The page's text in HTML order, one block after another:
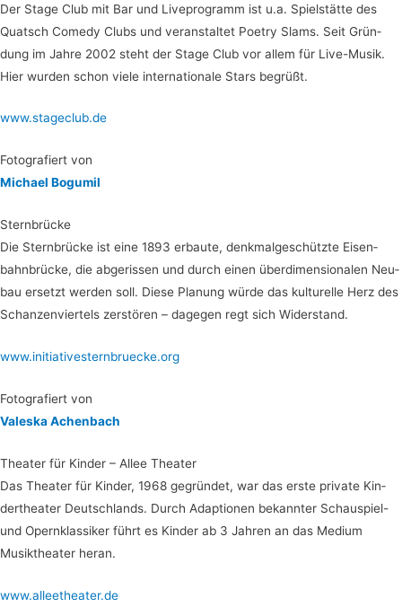
Der Sta­ge Club mit Bar und Live­pro­gramm ist u.a. Spiel­stät­te des
Quatsch Come­dy Clubs und ver­an­stal­tet Poe­try Slams. Seit Grün­
dung im Jah­re 2002 steht der Sta­ge Club vor allem für Live-Musik.
Hier wur­den schon vie­le inter­na­tio­na­le Stars begrüßt.
www.stageclub.de
Foto­gra­fiert von
Micha­el Bogumil
Stern­brü­cke
Die Stern­brü­cke ist eine 1893 erbau­te, denk­mal­ge­schütz­te Eisen­
bahn­brü­cke, die abge­ris­sen und durch einen über­di­men­sio­na­len Neu­
bau ersetzt wer­den soll. Die­se Pla­nung wür­de das kul­tu­rel­le Herz des
Schan­zen­vier­tels zer­stö­ren – dage­gen regt sich Widerstand.
www.initiativesternbruecke.org
Foto­gra­fiert von
Val­es­ka Achenbach
Thea­ter für Kin­der – Allee Theater
Das Thea­ter für Kin­der, 1968 gegrün­det, war das ers­te pri­va­te Kin­
der­thea­ter Deutsch­lands. Durch Adap­tio­nen bekann­ter Schau­spiel-
und Opern­klas­si­ker führt es Kin­der ab 3 Jah­ren an das Medi­um
Musik­thea­ter heran.
www.alleetheater.de